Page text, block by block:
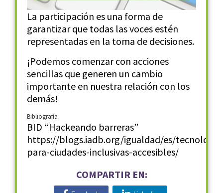
La participación es una forma de
garantizar que todas las voces estén
representadas en la toma de decisiones.
¡Podemos comenzar con acciones
sencillas que generen un cambio
importante en nuestra relación con los
demás!
Bibliografía
BID “Hackeando barreras”
https://blogs.iadb.org/igualdad/es/
para-ciudades-inclusivas-accesibles/
COMPARTIR EN: